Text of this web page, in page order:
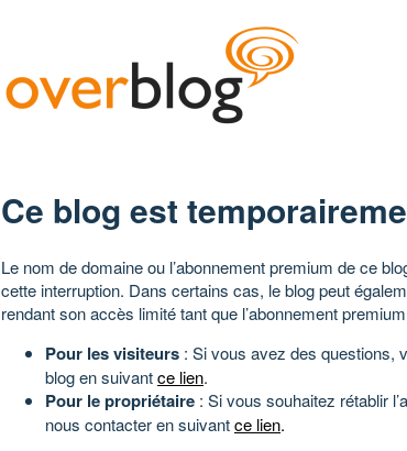
Ce blog est
Le nom de domaine ou l’abonnement premium de ce
cette interruption. Dans certains cas, le blog peut
rendant son accès limité tant que l’abonnement
Pour les visiteurs : Si vous avez des questions,
blog en suivantce lien.
Pour le propriétaire : Si vous souhaitez rétablir
nous contacter en suivantce lien.